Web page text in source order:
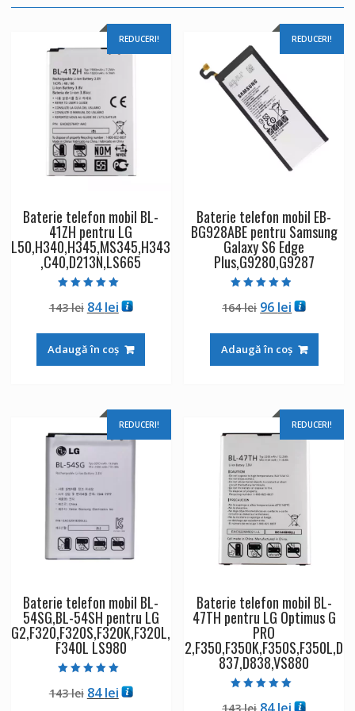
REDUCERI!
Baterie telefon mobil BL-
41ZH pentru LG
L50,H340,H345,MS345,H343
,C40,D213N,LS665
5.00
din 5
143lei Prețul
a
fost:
84leiPrețul
este:
84 lei.
Adaugă în coș
REDUCERI!
Baterie telefon mobil EB-
BG928ABE pentru Samsung
Galaxy S6 Edge
Plus,G9280,G9287
4.50
din 5
164lei Prețul
a
fost:
96 leiPrețul
este:
96 lei.
Adaugă în coș
REDUCERI!
Baterie telefon mobil BL-
54SG,BL-54SH pentru LG
G2,F320,F320S,F320K,F320L,
F340L LS980
5.00
din 5
143lei Prețul
84leiPrețul
REDUCERI!
Baterie telefon mobil BL-
47TH pentru LG Optimus G
PRO
2,F350,F350K,F350S,F350L,D
837,D838,VS880
5.00
PrețulPrețul